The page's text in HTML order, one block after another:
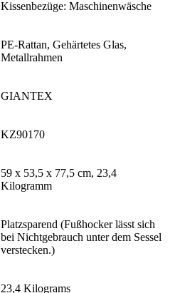
Kissenbezüge: Maschinenwäsche
‎PE-Rattan, Gehärtetes Glas,
Metallrahmen
‎GIANTEX
‎KZ90170
‎59 x 53,5 x 77,5 cm, 23,4
Kilogramm
‎Platzsparend (Fußhocker lässt sich
bei Nichtgebrauch unter dem Sessel
verstecken.)
‎23,4 Kilograms